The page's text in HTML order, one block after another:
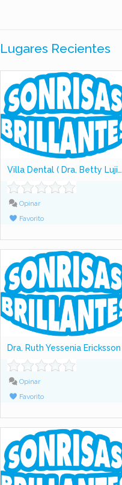
Lugares Recientes
Villa Dental ( Dra. Betty Lujiao)
Opinar
Favorito
Dra. Ruth Yessenia Ericksson
Opinar
Favorito